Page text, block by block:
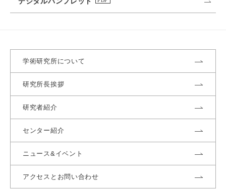
学術研究所について
研究所長挨拶
研究者紹介
センター紹介
ニュース&イベント
アクセスとお問い合わせ